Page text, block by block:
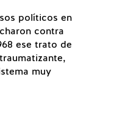
políticos en
contra
ese trato de
muy